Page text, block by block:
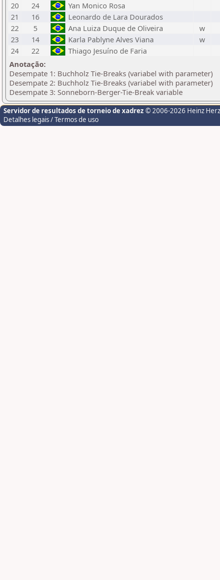
20
24
Yan Monico Rosa
21
16
Leonardo de Lara Dourados
22
5 Ana Luiza Duque de Oliveira
w
23
14 Karla Pablyne Alves Viana
w
24
22
Thiago Jesuíno de Faria
Anotação:
Desempate 1: Buchholz Tie-Breaks (variabel with parameter)
Desempate 2: Buchholz Tie-Breaks (variabel with parameter)
Desempate 3: Sonneborn-Berger-Tie-Break variable
Servidor de resultados de torneio de xadrez © 2006-2026 Heinz
Detalhes legais / Termos de uso